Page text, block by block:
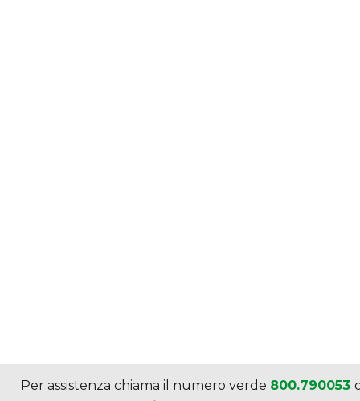
Per assistenza chiama il numero verde 800.790053